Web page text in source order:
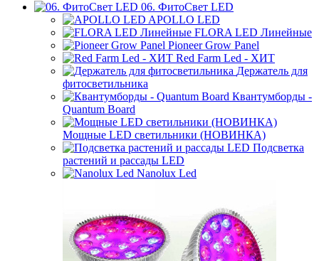
06. ФитоСвет LED
APOLLO LED
FLORA LED Линейные
Pioneer Grow Panel
Red Farm Led - ХИТ
Держатель для
фитосветильника
Квантумборды -
Quantum Board
Мощные LED светильники (НОВИНКА)
Подсветка
растений и рассады LED
Nanolux Led